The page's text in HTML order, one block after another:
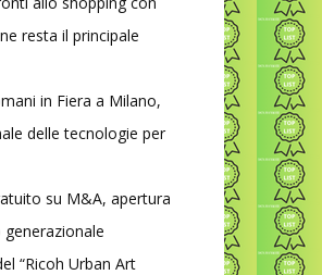
resta il principale
in Fiera a Milano,
delle tecnologie per
su M&A, apertura
“Ricoh Urban Art